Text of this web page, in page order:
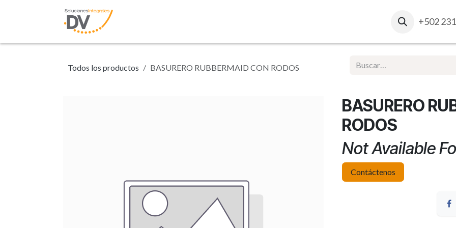
Ventas Corporativas +502
Todos los productos BASURERO RUBBERMAID CON RODOS
BASURERO
RODOS
Not Available
Contáctenos